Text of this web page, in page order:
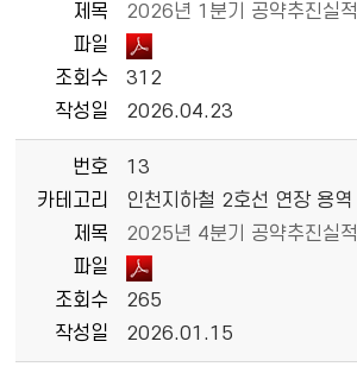
제목
2026년 1분기 공약추진실적
파일
조회수
312
작성일
2026.04.23
번호
13
카테고리
인천지하철 2호선 연장 용역
제목
2025년 4분기 공약추진실적
파일
조회수
265
작성일
2026.01.15